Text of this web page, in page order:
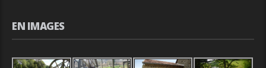
EN IMAGES